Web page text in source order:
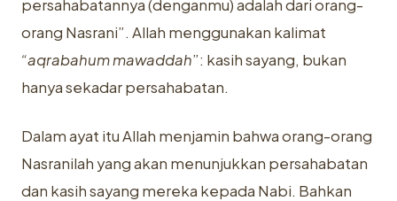
persahabatannya (denganmu) adalah dari orang-
orang Nasrani”. Allah menggunakan kalimat
“aqrabahum mawaddah”: kasih sayang, bukan
hanya sekadar persahabatan.
Dalam ayat itu Allah menjamin bahwa orang-orang
Nasranilah yang akan menunjukkan persahabatan
dan kasih sayang mereka kepada Nabi. Bahkan